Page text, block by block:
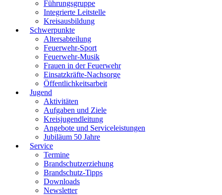
Führungsgruppe
Integrierte Leitstelle
Kreisausbildung
Schwerpunkte
Altersabteilung
Feuerwehr-Sport
Feuerwehr-Musik
Frauen in der Feuerwehr
Einsatzkräfte-Nachsorge
Öffentlichkeitsarbeit
Jugend
Aktivitäten
Aufgaben und Ziele
Kreisjugendleitung
Angebote und Serviceleistungen
Jubiläum 50 Jahre
Service
Termine
Brandschutzerziehung
Brandschutz-Tipps
Downloads
Newsletter